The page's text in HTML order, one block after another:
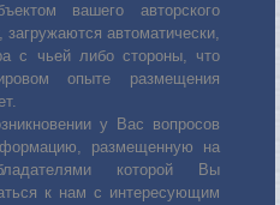
вашего авторского
автоматически,
с чьей либо стороны, что
опыте размещения
у Вас вопросов
размещенную на
которой Вы
к нам с интересующим